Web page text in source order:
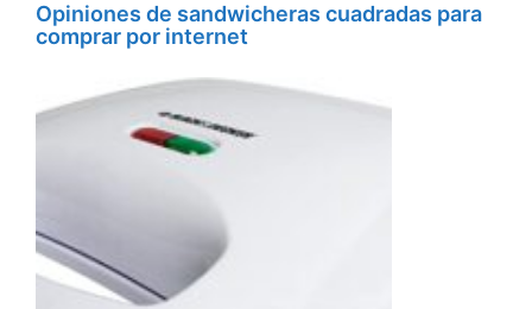
Opiniones de sandwicheras cuadradas para
comprar por internet